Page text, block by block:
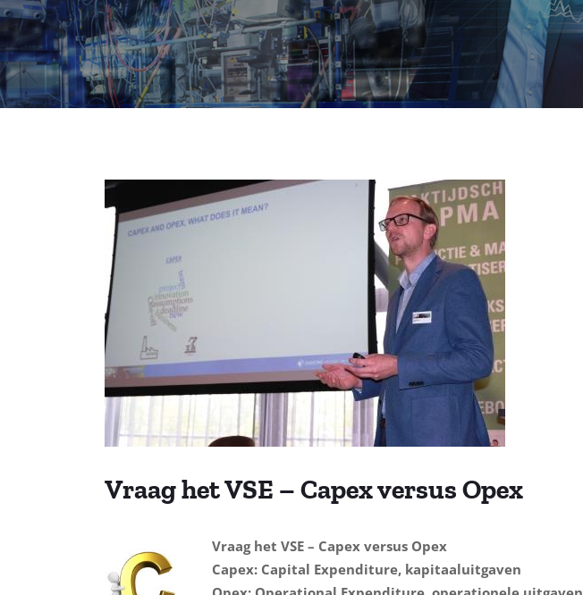
Vraag het VSE – Capex versus Opex
Vraag het VSE – Capex versus Opex
Capex: Capital Expenditure, kapitaaluitgaven